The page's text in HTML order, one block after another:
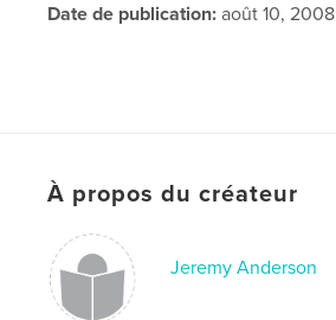
Date de publication: août 10, 2008
À propos du créateur
Jeremy Anderson